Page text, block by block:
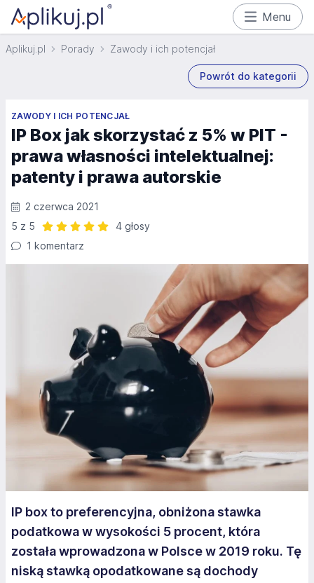
Menu
Aplikuj.pl Porady Zawody i ich potencjał
Powrót do kategorii
ZAWODY I ICH POTENCJAŁ
IP Box jak skorzystać z 5% w PIT -
prawa własności intelektualnej:
patenty i prawa autorskie
2 czerwca 2021
5 z 5
4 głosy
1 komentarz
IP box to preferencyjna, obniżona stawka
podatkowa w wysokości 5 procent, która
została wprowadzona w Polsce w 2019 roku. Tę
niską stawką opodatkowane są dochody